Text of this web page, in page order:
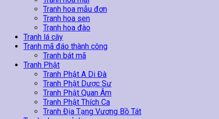
Tranh hoa mẫu đơn
Tranh hoa sen
Tranh hoa đào
Tranh lá cây
Tranh mã đáo thành công
Tranh bát mã
Tranh Phật
Tranh Phật A Di Đà
Tranh Phật Dược Sư
Tranh Phật Quan Âm
Tranh Phật Thích Ca
Tranh Địa Tạng Vương Bồ Tát